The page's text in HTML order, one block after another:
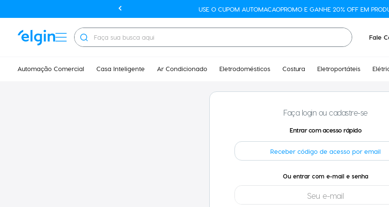
USE O CUPOM AUTOMACAOPROMO E GANHE 20% OFF EM
Faça sua busca aqui
Fale
Automação Comercial Casa Inteligente Ar Condicionado Eletrodomésticos Costura Eletroportáteis
Faça login ou cadastre-se
Receber código de acesso por email
entrar com e-mail e senha